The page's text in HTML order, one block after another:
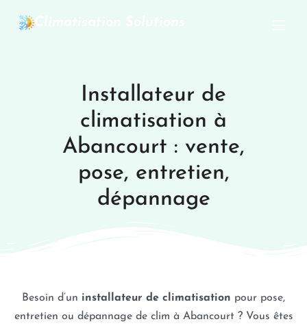
Installateur de
climatisation à
Abancourt : vente,
pose, entretien,
dépannage
Besoin d’un installateur de climatisation pour pose,
entretien ou dépannage de clim à Abancourt ? Vous êtes